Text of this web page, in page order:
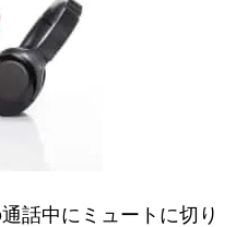
話中にミュートに切り